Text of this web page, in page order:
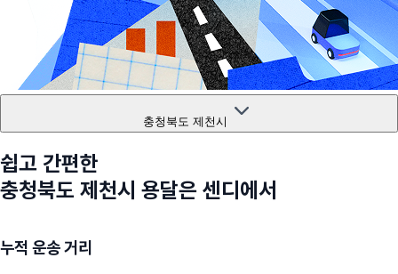
충청북도 제천시
쉽고 간편한
충청북도 제천시 용달은 센디에서
누적 운송 거리